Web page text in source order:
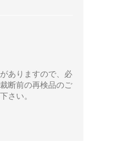
ありますので、必
断前の再検品のご
さい。